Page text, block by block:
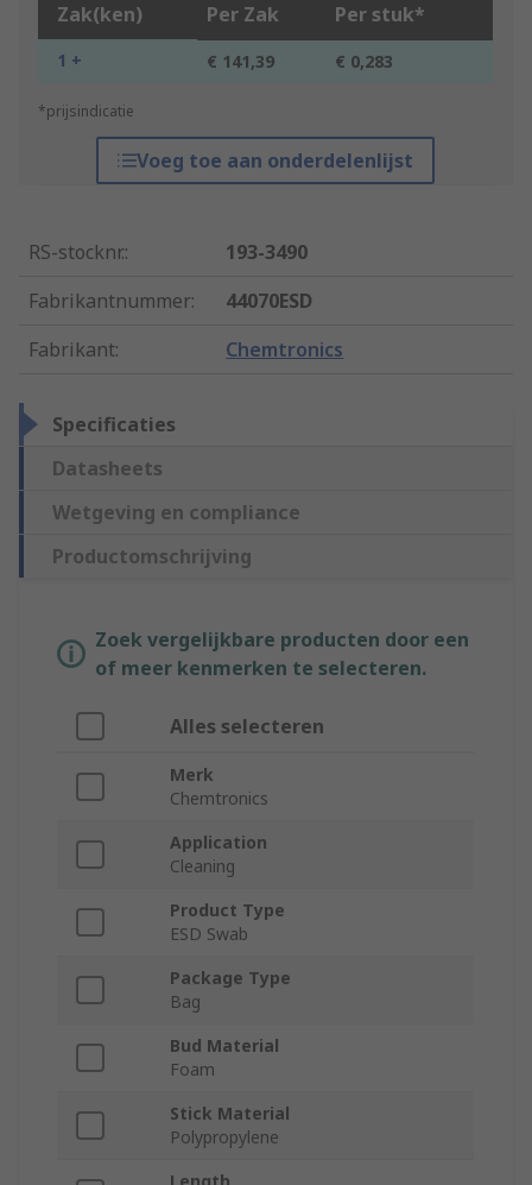
Zak(ken) Per Zak Per stuk*
1 + € 141,39 € 0,283
*prijsindicatie
Voeg toe aan onderdelenlijst
RS-stocknr.:
193-3490
Fabrikantnummer:
44070ESD
Fabrikant: Chemtronics
Specificaties
Datasheets
Wetgeving en compliance
Productomschrijving
Zoek vergelijkbare producten door een
of meer kenmerken te selecteren.
Alles selecteren
Merk
Chemtronics
Application
Cleaning
Product Type
ESD Swab
Package Type
Bag
Bud Material
Foam
Stick Material
Polypropylene